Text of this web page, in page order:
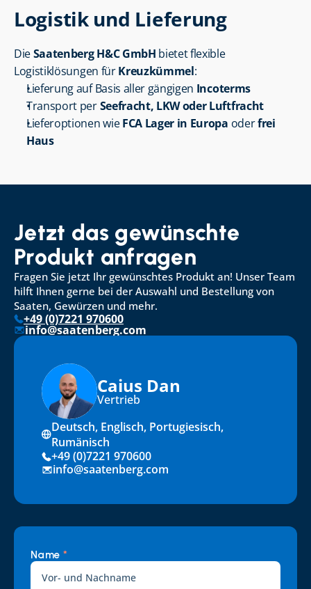
Logistik und Lieferung
Die Saatenberg H&C GmbH bietet flexible
Logistiklösungen für Kreuzkümmel:
Lieferung auf Basis aller gängigen Incoterms
Transport per Seefracht, LKW oder Luftfracht
Lieferoptionen wie FCA Lager in Europa oder frei
Haus
Jetzt das gewünschte
Produkt anfragen
Fragen Sie jetzt Ihr gewünschtes Produkt an! Unser Team
hilft Ihnen gerne bei der Auswahl und Bestellung von
Saaten, Gewürzen und mehr.
+49 (0)7221 970600
info@saatenberg.com
Caius Dan
Vertrieb
Deutsch, Englisch, Portugiesisch,
Rumänisch
+49 (0)7221 970600
info@saatenberg.com
Name *